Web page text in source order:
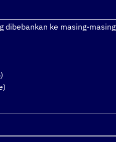
dibebankan ke masing-masing